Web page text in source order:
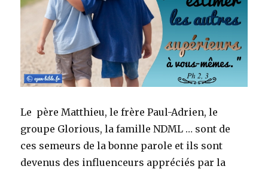
Le père Matthieu, le frère Paul-Adrien, le
groupe Glorious, la famille NDML … sont de
ces semeurs de la bonne parole et ils sont
devenus des influenceurs appréciés par la